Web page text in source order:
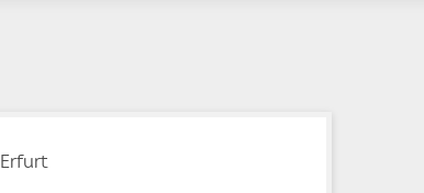
Erfurt